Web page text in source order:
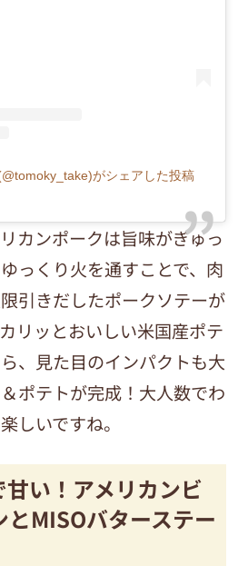
がシェアした投稿
カンポークは旨味がぎゅっ
っくり火を通すことで、肉
引きだしたポークソテーが
リッとおいしい米国産ポテ
、見た目のインパクトも大
ポテトが完成！大人数でわ
しいですね。
い！ アメリカンビ
とMISOバターステー